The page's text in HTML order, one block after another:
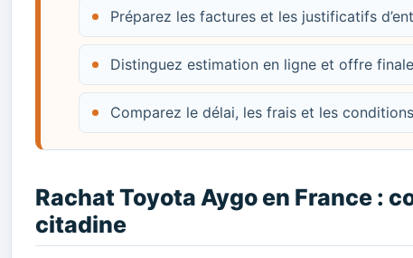
Préparez les factures et les justificatifs
Distinguez estimation en ligne et offre
Comparez le délai, les frais et les
Rachat Toyota Aygo en France :
citadine